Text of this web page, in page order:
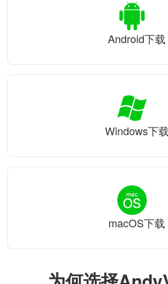
Android下载
Windows下载
macOS下载